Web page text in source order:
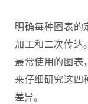
明确每种图表的
加工和二次传达
最常使用的图表
来仔细研究这四
差异。